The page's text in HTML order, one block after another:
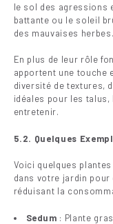
le sol des agressions
battante ou le soleil
des mauvaises herbes.
En plus de leur rôle
apportent une touche
diversité de textures,
idéales pour les
entretenir.
5.2. Quelques
Voici quelques
dans votre jardin
réduisant la
Sedum : Plante